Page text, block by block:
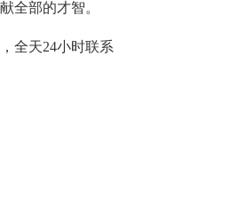
全部的才智。
全天24小时联系